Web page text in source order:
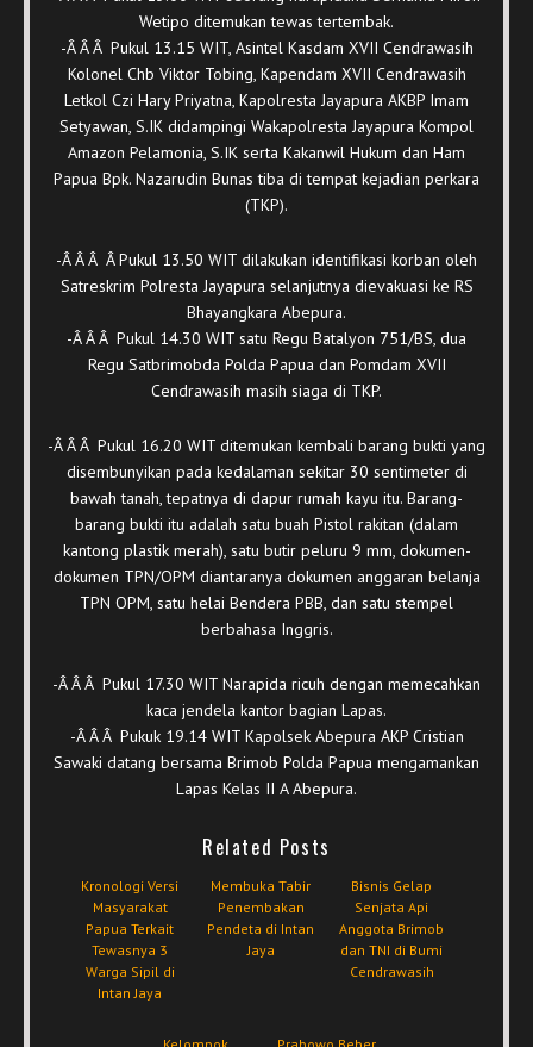
Wetipo ditemukan tewas tertembak.
-Â Â Â Pukul 13.15 WIT, Asintel Kasdam XVII Cendrawasih
Kolonel Chb Viktor Tobing, Kapendam XVII Cendrawasih
Letkol Czi Hary Priyatna, Kapolresta Jayapura AKBP Imam
Setyawan, S.IK didampingi Wakapolresta Jayapura Kompol
Amazon Pelamonia, S.IK serta Kakanwil Hukum dan Ham
Papua Bpk. Nazarudin Bunas tiba di tempat kejadian perkara
(TKP).
-Â Â Â Â Pukul 13.50 WIT dilakukan identifikasi korban oleh
Satreskrim Polresta Jayapura selanjutnya dievakuasi ke RS
Bhayangkara Abepura.
-Â Â Â Pukul 14.30 WIT satu Regu Batalyon 751/BS, dua
Regu Satbrimobda Polda Papua dan Pomdam XVII
Cendrawasih masih siaga di TKP.
-Â Â Â Pukul 16.20 WIT ditemukan kembali barang bukti yang
disembunyikan pada kedalaman sekitar 30 sentimeter di
bawah tanah, tepatnya di dapur rumah kayu itu. Barang-
barang bukti itu adalah satu buah Pistol rakitan (dalam
kantong plastik merah), satu butir peluru 9 mm, dokumen-
dokumen TPN/OPM diantaranya dokumen anggaran belanja
TPN OPM, satu helai Bendera PBB, dan satu stempel
berbahasa Inggris.
-Â Â Â Pukul 17.30 WIT Narapida ricuh dengan memecahkan
kaca jendela kantor bagian Lapas.
-Â Â Â Pukuk 19.14 WIT Kapolsek Abepura AKP Cristian
Sawaki datang bersama Brimob Polda Papua mengamankan
Lapas Kelas II A Abepura.
Related Posts
Kronologi Versi
Masyarakat
Papua Terkait
Tewasnya 3
Warga Sipil di
Intan Jaya
Membuka Tabir
Penembakan
Pendeta di Intan
Jaya
Bisnis Gelap
Senjata Api
Anggota Brimob
dan TNI di Bumi
Cendrawasih